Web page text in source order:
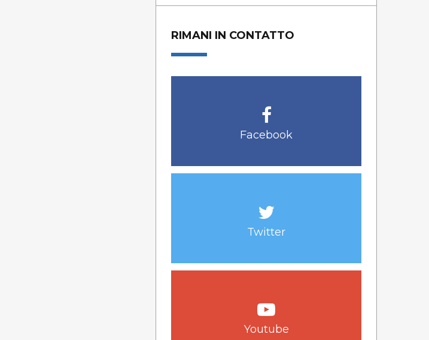
RIMANI IN CONTATTO
Facebook
Twitter
Youtube